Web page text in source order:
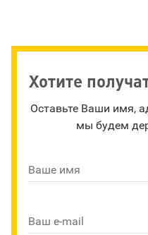
Хотите
Оставьте Ваши имя,
мы будем
Ваше имя
Ваш e-mail